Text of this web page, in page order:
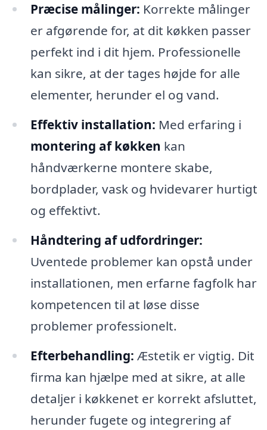
Præcise målinger: Korrekte målinger
er afgørende for, at dit køkken passer
perfekt ind i dit hjem. Professionelle
kan sikre, at der tages højde for alle
elementer, herunder el og vand.
Effektiv installation: Med erfaring i
montering af køkken kan
håndværkerne montere skabe,
bordplader, vask og hvidevarer hurtigt
og effektivt.
Håndtering af udfordringer:
Uventede problemer kan opstå under
installationen, men erfarne fagfolk har
kompetencen til at løse disse
problemer professionelt.
Efterbehandling: Æstetik er vigtig. Dit
firma kan hjælpe med at sikre, at alle
detaljer i køkkenet er korrekt afsluttet,
herunder fugete og integrering af